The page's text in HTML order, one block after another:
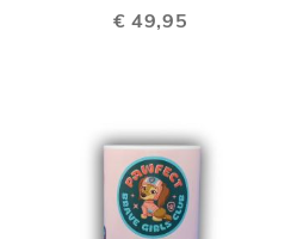
€ 49,95